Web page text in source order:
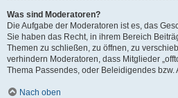
Was sind Moderatoren?
Die Aufgabe der Moderatoren ist es, das
Sie haben das Recht, in ihrem Bereich
Themen zu schließen, zu öffnen, zu
verhindern Moderatoren, dass Mitglieder
Thema Passendes, oder Beleidigendes
Nach oben